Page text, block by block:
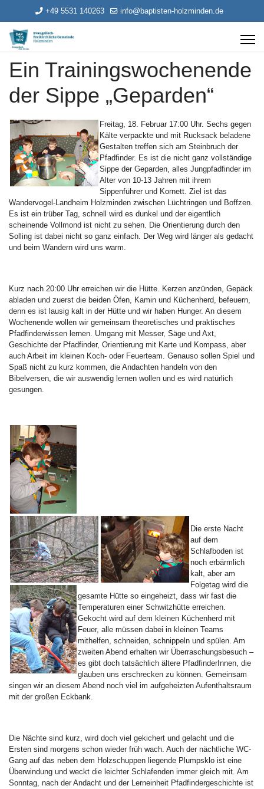
+49 5531 140263 info@baptisten-holzminden.de
Ein Trainingswochenende
der Sippe „Geparden“
Freitag, 18. Februar 17:00 Uhr. Sechs gegen
Kälte verpackte und mit Rucksack beladene
Gestalten treffen sich am Steinbruch der
Pfadfinder. Es ist die nicht ganz vollständige
Sippe der Geparden, alles Jungpfadfinder im
Alter von 10-13 Jahren mit ihrem
Sippenführer und Kornett. Ziel ist das
Wandervogel-Landheim Holzminden zwischen Lüchtringen und Boffzen.
Es ist ein trüber Tag, schnell wird es dunkel und der eigentlich
scheinende Vollmond ist nicht zu sehen. Die Orientierung durch den
Solling ist dabei nicht so ganz einfach. Der Weg wird länger als gedacht
und beim Wandern wird uns warm.
Kurz nach 20:00 Uhr erreichen wir die Hütte. Kerzen anzünden, Gepäck
abladen und zuerst die beiden Öfen, Kamin und Küchenherd, befeuern,
denn es ist lausig kalt in der Hütte und wir haben Hunger. An diesem
Wochenende wollen wir gemeinsam theoretisches und praktisches
Pfadfinderwissen lernen. Umgang mit Messer, Säge und Axt,
Geschichte der Pfadfinder, Orientierung mit Karte und Kompass, aber
auch Arbeit im kleinen Koch- oder Feuerteam. Genauso sollen Spiel und
Spaß nicht zu kurz kommen, die Andachten handeln von den
Bibelversen, die wir auswendig lernen wollen und es wird natürlich
gesungen.
Die erste Nacht
auf dem
Schlafboden ist
noch erbärmlich
kalt, aber am
Folgetag wird die
gesamte Hütte so eingeheizt, dass wir fast die
Temperaturen einer Schwitzhütte erreichen.
Gekocht wird auf dem kleinen Küchenherd mit
Feuer, alle müssen dabei in kleinen Teams
mithelfen, schneiden, schnippeln und spülen. Am
zweiten Abend erhalten wir Überraschungsbesuch –
es gibt doch tatsächlich ältere PfadfinderInnen, die
glauben uns erschrecken zu können. Gemeinsam
singen wir an diesem Abend noch viel im aufgeheizten Aufenthaltsraum
mit der großen Eckbank.
Die Nächte sind kurz, wird doch viel gekichert und gelacht und die
Ersten sind morgens schon wieder früh wach. Auch der nächtliche WC-
Gang auf das neben dem Holzschuppen liegende Plumpsklo ist eine
Überwindung und weckt die leichter Schlafenden immer gleich mit. Am
Sonntag, nach der Andacht und der Lerneinheit Pfadfindergeschichte ist